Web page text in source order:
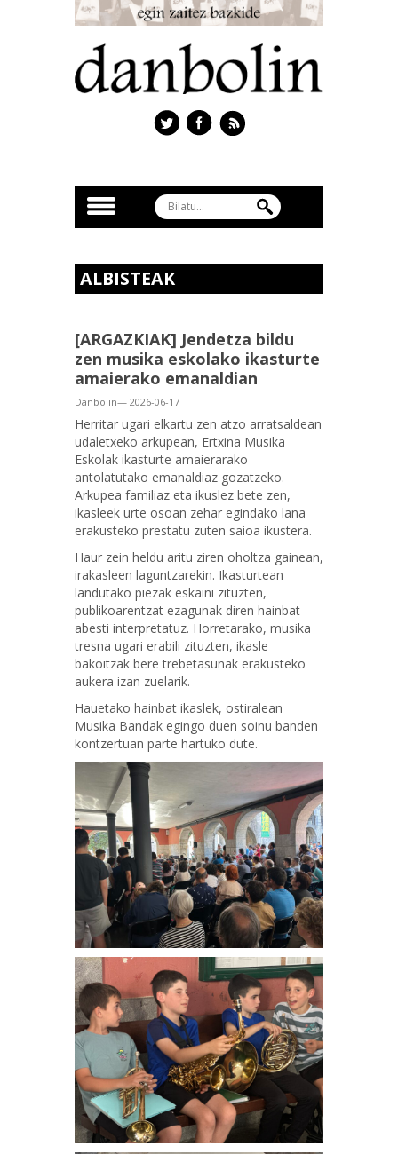
ALBISTEAK
[ARGAZKIAK] Jendetza bildu
zen musika eskolako ikasturte
amaierako emanaldian
Danbolin— 2026-06-17
Herritar ugari elkartu zen atzo arratsaldean
udaletxeko arkupean, Ertxina Musika
Eskolak ikasturte amaierarako
antolatutako emanaldiaz gozatzeko.
Arkupea familiaz eta ikuslez bete zen,
ikasleek urte osoan zehar egindako lana
erakusteko prestatu zuten saioa ikustera.
Haur zein heldu aritu ziren oholtza gainean,
irakasleen laguntzarekin. Ikasturtean
landutako piezak eskaini zituzten,
publikoarentzat ezagunak diren hainbat
abesti interpretatuz. Horretarako, musika
tresna ugari erabili zituzten, ikasle
bakoitzak bere trebetasunak erakusteko
aukera izan zuelarik.
Hauetako hainbat ikaslek, ostiralean
Musika Bandak egingo duen soinu banden
kontzertuan parte hartuko dute.